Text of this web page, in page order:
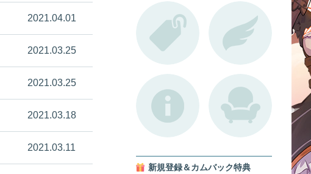
2021.04.01
2021.03.25
2021.03.25
2021.03.18
2021.03.11
新規登録＆カムバック特典